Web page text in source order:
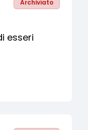
Archiviato
esseri